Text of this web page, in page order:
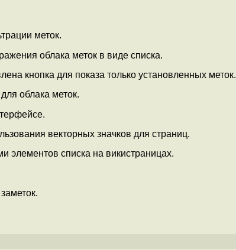
меток.
облака меток в виде списка.
кнопка для показа только установленных меток.
облака меток.
векторных значков для страниц.
элементов списка на викистраницах.